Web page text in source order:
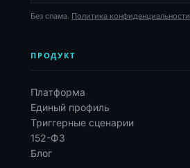
Без спама. Политика конфиденциальности
ПРОДУКТ
Платформа
Единый профиль
Триггерные сценарии
152-ФЗ
Блог